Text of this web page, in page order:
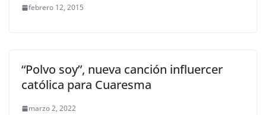
febrero 12, 2015
“Polvo soy”, nueva canción influercer
católica para Cuaresma
marzo 2, 2022